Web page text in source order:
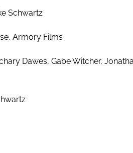
Schwartz
Armory Films
Dawes, Gabe Witcher,